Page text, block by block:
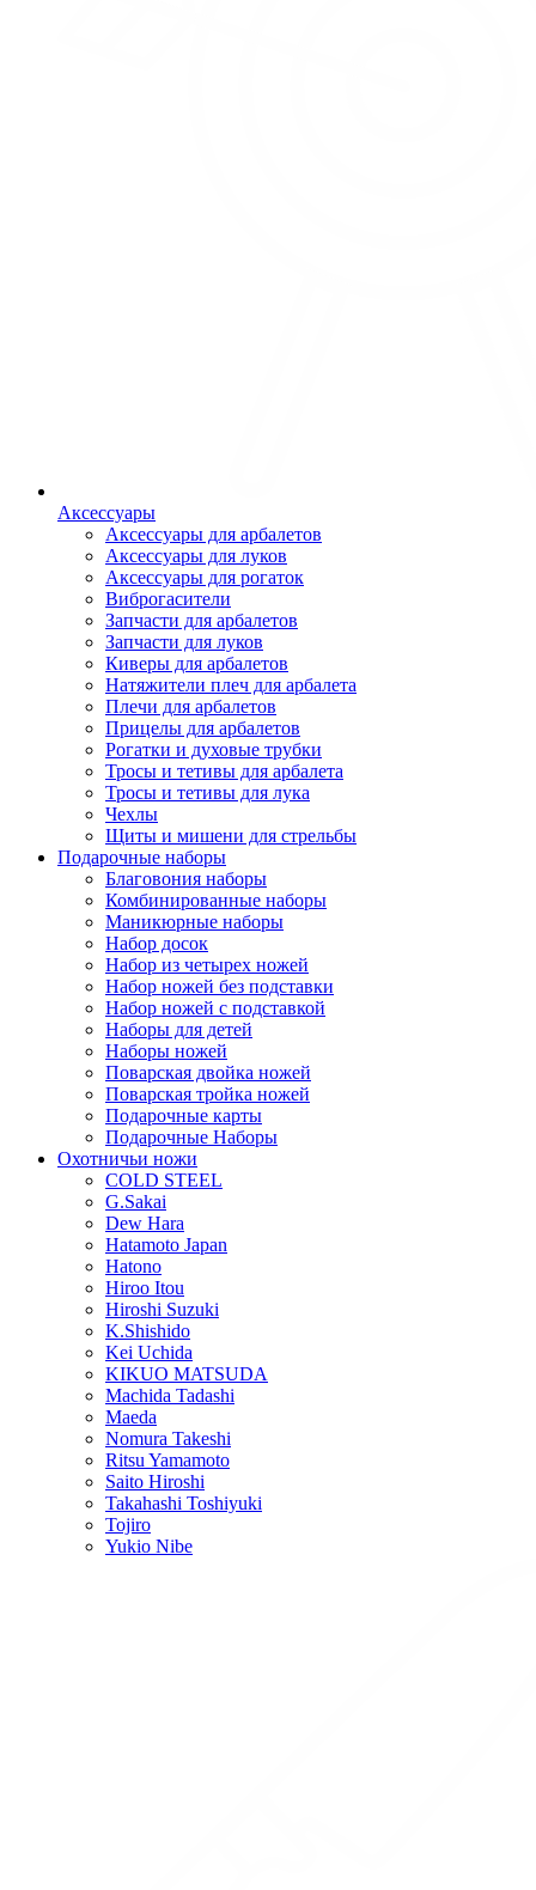
Аксессуары
Аксессуары для арбалетов
Аксессуары для луков
Аксессуары для рогаток
Виброгасители
Запчасти для арбалетов
Запчасти для луков
Киверы для арбалетов
Натяжители плеч для арбалета
Плечи для арбалетов
Прицелы для арбалетов
Рогатки и духовые трубки
Тросы и тетивы для арбалета
Тросы и тетивы для лука
Чехлы
Щиты и мишени для стрельбы
Подарочные наборы
Благовония наборы
Комбинированные наборы
Маникюрные наборы
Набор досок
Набор из четырех ножей
Набор ножей без подставки
Набор ножей с подставкой
Наборы для детей
Наборы ножей
Поварская двойка ножей
Поварская тройка ножей
Подарочные карты
Подарочные Наборы
Охотничьи ножи
COLD STEEL
G.Sakai
Dew Hara
Hatamoto Japan
Hatono
Hiroo Itou
Hiroshi Suzuki
K.Shishido
Kei Uchida
KIKUO MATSUDA
Machida Tadashi
Maeda
Nomura Takeshi
Ritsu Yamamoto
Saito Hiroshi
Takahashi Toshiyuki
Tojiro
Yukio Nibe